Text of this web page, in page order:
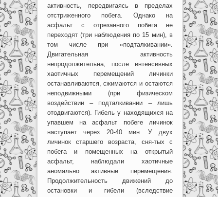
активность, передвигаясь в пределах
отстриженного побега. Однако на
асфальт с отрезанного побега не
переходят (три наблюдения по 15 мин), в
том числе при «подталкивании».
Двигательная активность
непродолжительна, после интенсивных
хаотичных перемещений личинки
останавливаются, сжимаются и остаются
неподвижными (при физическом
воздействии – подталкивании – лишь
отодвигаются). Гибель у находящихся на
упавшем на асфальт побеге личинок
наступает через 20-40 мин. У двух
личинок старшего возраста, сня-тых с
побега и помещенных на открытый
асфальт, наблюдали хаотичные
аномально активные перемещения.
Продолжительность движений до
остановки и гибели (вследствие